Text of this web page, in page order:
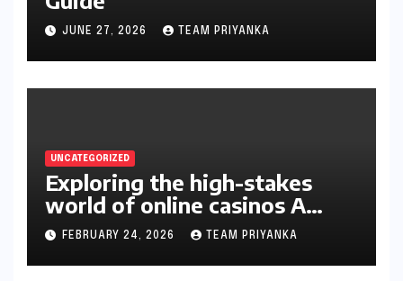
JUNE 27, 2026 TEAM PRIYANKA
UNCATEGORIZED
Exploring the high-stakes
world of online casinos A
gambler’s guide
FEBRUARY 24, 2026 TEAM PRIYANKA